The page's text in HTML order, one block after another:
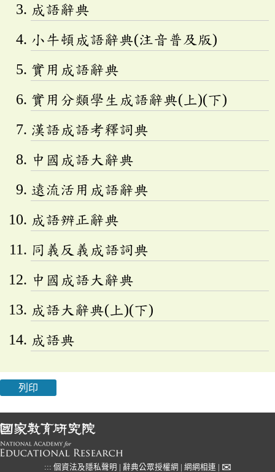
成語辭典
小牛頓成語辭典(注音普及版)
實用成語辭典
實用分類學生成語辭典(上)(下)
漢語成語考釋詞典
中國成語大辭典
遠流活用成語辭典
成語辨正辭典
同義反義成語詞典
中國成語大辭典
成語大辭典(上)(下)
成語典
列印
::: 個資法及隱私聲明 辭典公眾授權網 網網相連 ✉